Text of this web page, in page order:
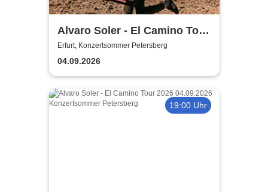
Alvaro Soler - El Camino Tour
2026
Erfurt, Konzertsommer Petersberg
04.09.2026
19:00 Uhr